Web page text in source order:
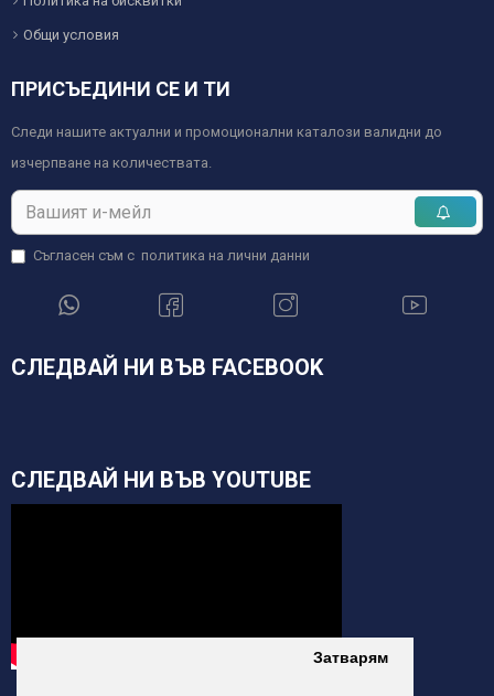
Затварям
Общи условия
ПРИСЪЕДИНИ СЕ И ТИ
Следи нашите актуални и промоционални каталози валидни до
изчерпване на количествата.
Съгласен съм с политика на лични данни
СЛЕДВАЙ НИ ВЪВ FACEBOOK
СЛЕДВАЙ НИ ВЪВ YOUTUBE